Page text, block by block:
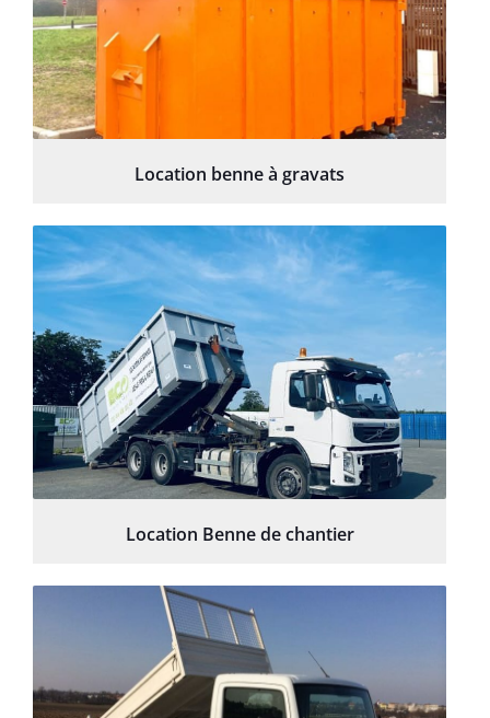
Location benne à gravats
Location Benne de chantier